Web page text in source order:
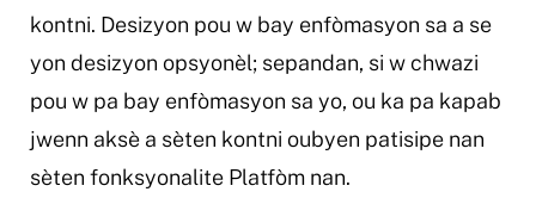
kontni. Desizyon pou w bay enfòmasyon sa a se
yon desizyon opsyonèl; sepandan, si w chwazi
pou w pa bay enfòmasyon sa yo, ou ka pa kapab
jwenn aksè a sèten kontni oubyen patisipe nan
sèten fonksyonalite Platfòm nan.